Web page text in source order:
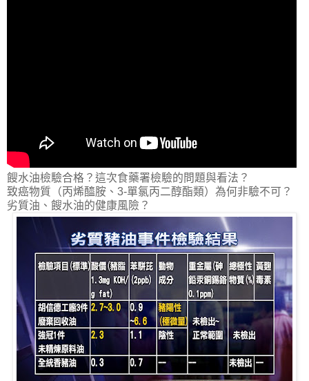
餿水油檢驗合格？這次食藥署檢驗的問題與看法？
致癌物質（丙烯醯胺、3-單氯丙二醇酯類）為何非驗不可？
劣質油、餿水油的健康風險？